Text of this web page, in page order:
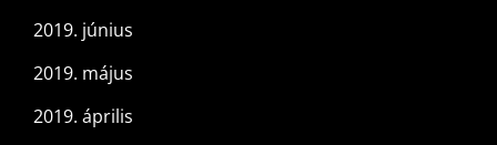
2019. június
2019. május
2019. április